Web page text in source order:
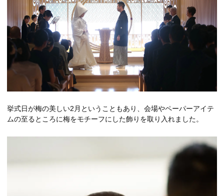
挙式日が梅の美しい2月ということもあり、会場やペーパーアイテ
ムの至るところに梅をモチーフにした飾りを取り入れました。